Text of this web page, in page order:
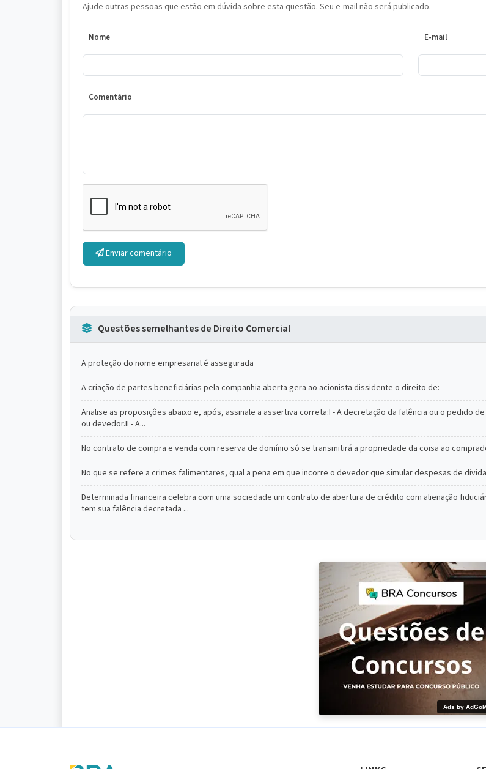
Ajude outras pessoas que estão em dúvida sobre esta questão. Seu e-mail não será publicado.
Nome E-mail
Comentário
Enviar comentário
Questões semelhantes de Direito Comercial
A proteção do nome empresarial é assegurada
A criação de partes beneficiárias pela companhia aberta gera ao acionista dissidente o direito de:
Analise as proposiçôes abaixo e, após, assinale a assertiva correta:I - A decretação da falência ou o pedido
ou devedor.II - A...
No contrato de compra e venda com reserva de domínio só se transmitirá a propriedade da coisa ao
No que se refere a crimes falimentares, qual a pena em que incorre o devedor que simular despesas de
Determinada financeira celebra com uma sociedade um contrato de abertura de crédito com alienação
tem sua falência decretada ...
Ads by